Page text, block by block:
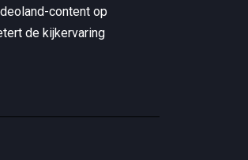
content op
de kijkervaring